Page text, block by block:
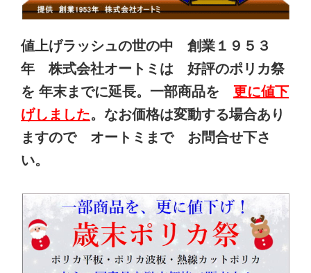
値上げラッシュの世の中 創業１９５３
年 株式会社オートミは 好評のポリカ祭
を 年末までに延長。一部商品を 更に値下
げしました。なお価格は変動する場合あり
ますので オートミまで お問合せ下さ
い。